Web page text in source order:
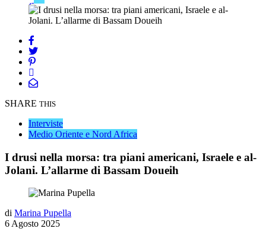
SHARE THIS
Interviste
Medio Oriente e Nord Africa
I drusi nella morsa: tra piani americani, Israele e al-
Jolani. L’allarme di Bassam Doueih
di Marina Pupella
6 Agosto 2025